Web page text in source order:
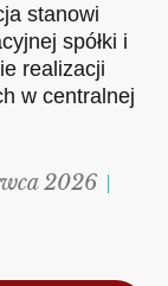
stanowi
spółki i
realizacji
w centralnej
2026